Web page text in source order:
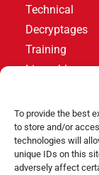
To provide the best
to store and/or
technologies will
unique IDs on this
adversely affect
Technical
Decryptages
Training
Livres blancs
LATEST
Events ,